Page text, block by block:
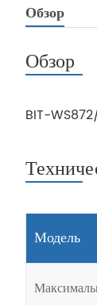
Обзор
Обзор
BIT-WS872/
Модель